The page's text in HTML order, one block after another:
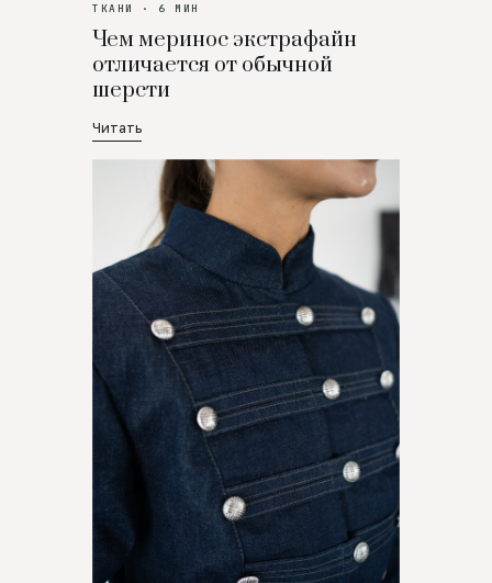
ТКАНИ · 6 МИН
Чем меринос экстрафайн
отличается от обычной
шерсти
Читать